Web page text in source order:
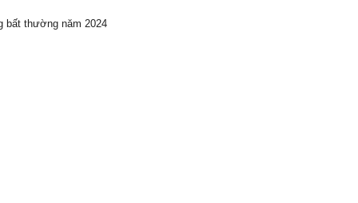
bất thường năm 2024